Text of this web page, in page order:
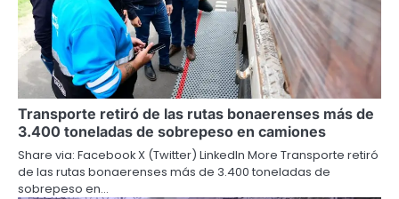
Transporte retiró de las rutas bonaerenses más de
3.400 toneladas de sobrepeso en camiones
Share via: Facebook X (Twitter) LinkedIn More Transporte retiró
de las rutas bonaerenses más de 3.400 toneladas de
sobrepeso en…